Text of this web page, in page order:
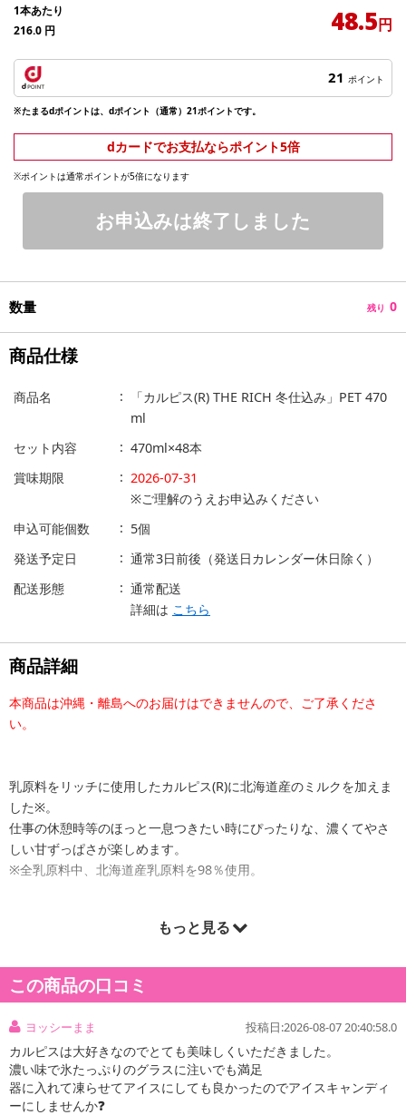
1本あたり
216.0 円 48.5円
21 ポイント
※たまるdポイントは、dポイント（通常）21ポイントです。
dカードでお支払ならポイント5倍
※ポイントは通常ポイントが5倍になります
お申込みは終了しました
数量 残り 0
商品仕様
商品名
「カルピス(R) THE RICH 冬仕込み」PET 470
ml
セット内容
470ml×48本
賞味期限
2026-07-31
※ご理解のうえお申込みください
申込可能個数
5個
発送予定日
通常3日前後（発送日カレンダー休日除く）
配送形態
通常配送
詳細は こちら
商品詳細
本商品は沖縄・離島へのお届けはできませんので、ご了承くださ
い。
乳原料をリッチに使用したカルピス(R)に北海道産のミルクを加えま
した※。
仕事の休憩時等のほっと一息つきたい時にぴったりな、濃くてやさ
しい甘ずっぱさが楽しめます。
※全乳原料中、北海道産乳原料を98％使用。
注意事項:
・実際にお届けする商品とパッケージ等が異なる場合がございますので、あらかじめご了承く
ださい。
もっと見る
この商品の口コミ
ヨッシーまま 投稿日:2026-08-07 20:40:58.0
カルピスは大好きなのでとても美味しくいただきました。
濃い味で氷たっぷりのグラスに注いでも満足
器に入れて凍らせてアイスにしても良かったのでアイスキャンディ
ーにしませんか❓